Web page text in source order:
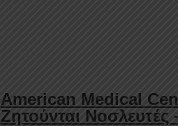
American Medical
Ζητούνται Νοσλευτές